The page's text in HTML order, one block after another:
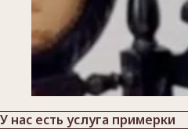
У нас есть услуга примерки